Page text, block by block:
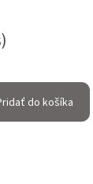
do košíka